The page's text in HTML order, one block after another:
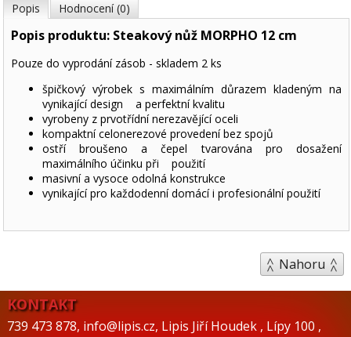
Popis Hodnocení (0)
Popis produktu: Steakový nůž MORPHO 12 cm
Pouze do vyprodání zásob - skladem 2 ks
špičkový výrobek s maximálním důrazem kladeným na
vynikající design a perfektní kvalitu
vyrobeny z prvotřídní nerezavějící oceli
kompaktní celonerezové provedení bez spojů
ostří broušeno a čepel tvarována pro dosažení
maximálního účinku při použití
masivní a vysoce odolná konstrukce
vynikající pro každodenní domácí i profesionální použití
Nahoru
KONTAKT
739 473 878, info@lipis.cz, Lipis Jiří Houdek , Lípy 100 ,